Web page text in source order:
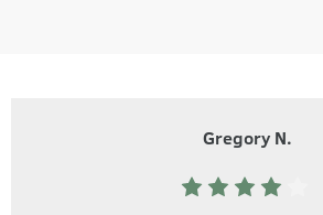
Gregory N.